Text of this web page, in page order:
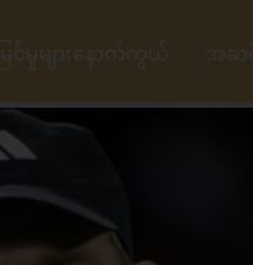
င်မှုများနောက်ကွယ် အဆ